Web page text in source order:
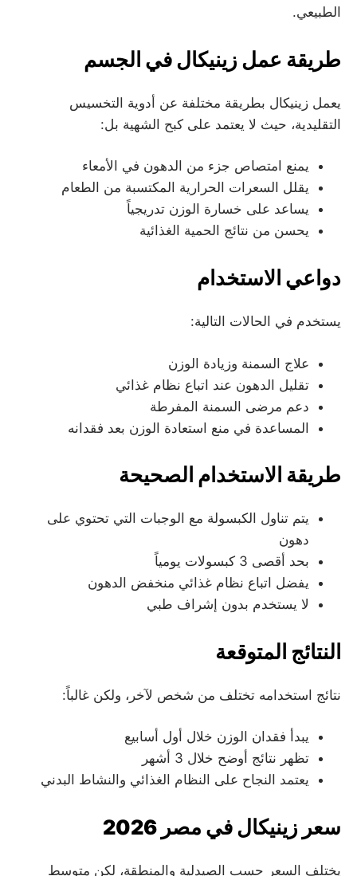
الطبيعي.
طريقة عمل زينيكال في الجسم
يعمل زينيكال بطريقة مختلفة عن أدوية التخسيس
التقليدية، حيث لا يعتمد على كبح الشهية بل:
يمنع امتصاص جزء من الدهون في الأمعاء
يقلل السعرات الحرارية المكتسبة من الطعام
يساعد على خسارة الوزن تدريجياً
يحسن من نتائج الحمية الغذائية
دواعي الاستخدام
يستخدم في الحالات التالية:
علاج السمنة وزيادة الوزن
تقليل الدهون عند اتباع نظام غذائي
دعم مرضى السمنة المفرطة
المساعدة في منع استعادة الوزن بعد فقدانه
طريقة الاستخدام الصحيحة
يتم تناول الكبسولة مع الوجبات التي تحتوي على
دهون
بحد أقصى 3 كبسولات يومياً
يفضل اتباع نظام غذائي منخفض الدهون
لا يستخدم بدون إشراف طبي
النتائج المتوقعة
نتائج استخدامه تختلف من شخص لآخر، ولكن غالباً:
يبدأ فقدان الوزن خلال أول أسابيع
تظهر نتائج أوضح خلال 3 أشهر
يعتمد النجاح على النظام الغذائي والنشاط البدني
سعر زينيكال في مصر 2026
يختلف السعر حسب الصيدلية والمنطقة، لكن متوسط